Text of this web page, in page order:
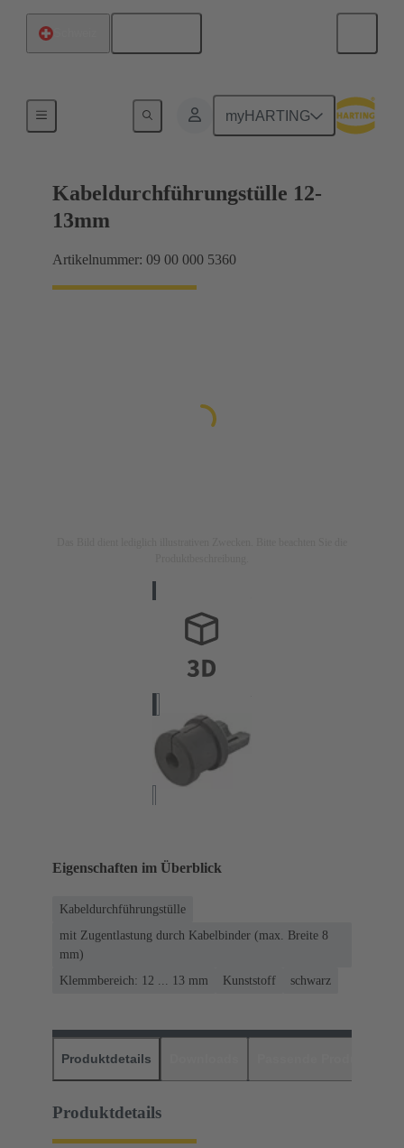
myHARTING
Kabeldurchführungstülle 12-
13mm
Artikelnummer: 09 00 000 5360
Eigenschaften im Überblick
Kabeldurchführungstülle
mit Zugentlastung durch Kabelbinder (max. Breite 8
mm)
Klemmbereich: 12 ... 13 mm
Kunststoff schwarz
Produktdetails
Produktdetails